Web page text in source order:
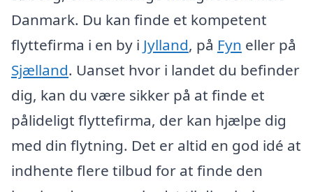
Danmark. Du kan finde et kompetent
flyttefirma i en by i Jylland, på Fyn eller på
Sjælland. Uanset hvor i landet du befinder
dig, kan du være sikker på at finde et
pålideligt flyttefirma, der kan hjælpe dig
med din flytning. Det er altid en god idé at
indhente flere tilbud for at finde den